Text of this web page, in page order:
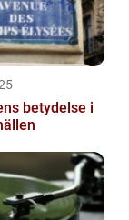
betydelse i